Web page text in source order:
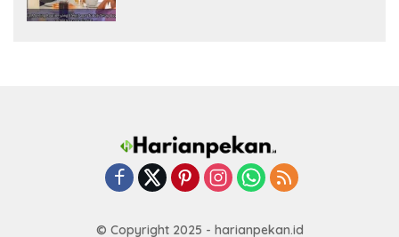
© Copyright 2025 - harianpekan.id